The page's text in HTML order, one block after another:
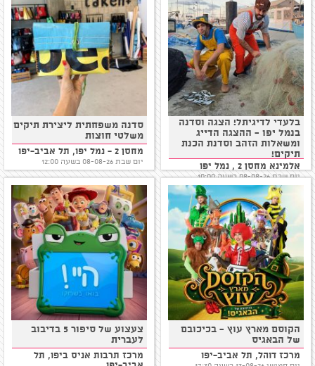
בלעדי לדיגיתל! הצגה וסדנה
בנמל יפו - ההצגה הדייג
ומשאלות הזהב וסדנת הכנת
תיקים!
אלמינא מחסן 2 , נמל יפו
יום שבת 08-08-26 בשעה 10:00
סדנה משפחתית ליצירת תיקים
משלטי חוצות
מחסן 2 - נמל יפו, תל אביב-יפו
יום שבת 08-08-26 בשעה 12:00
הקוסם מארץ עוץ - בכיכובם
של הבאגיס
מרכז דוהל, תל אביב-יפו
צעצוע של סיפור 5 בדיבוב
לעברית
מרכז תרבות אניס ביפו, תל